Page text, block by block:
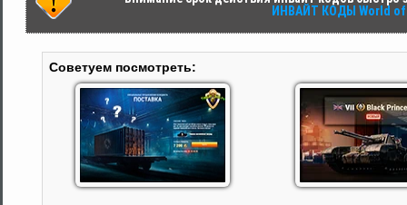
ИНВАЙТ КОДЫ World
Советуем посмотреть: